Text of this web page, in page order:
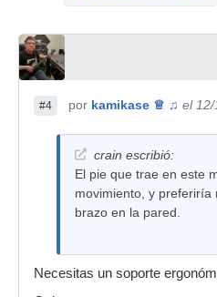
#4 por kamikase ♕ ♫ el 12/
crain escribió:
El pie que trae en este
movimiento, y preferiría
brazo en la pared.
Necesitas un soporte